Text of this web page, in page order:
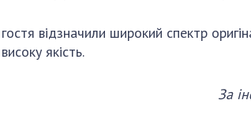
відзначили широкий спектр
якість.
За